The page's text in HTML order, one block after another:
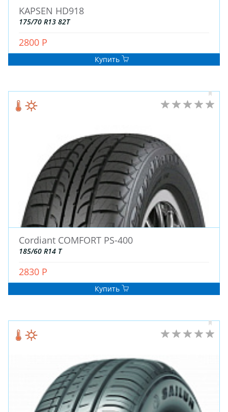
KAPSEN HD918
175/70 R13 82T
2800 Р
Купить
Cordiant COMFORT PS-400
185/60 R14 T
2830 Р
Купить